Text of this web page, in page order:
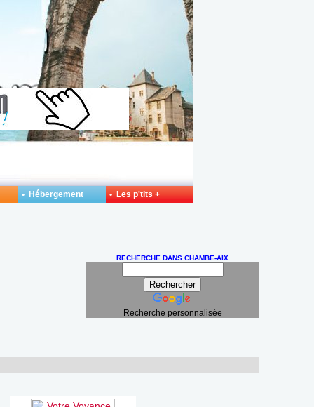
RECHERCHE DANS CHAMBE-AIX
Recherche personnalisée
• Hébergement • Les p'tits +